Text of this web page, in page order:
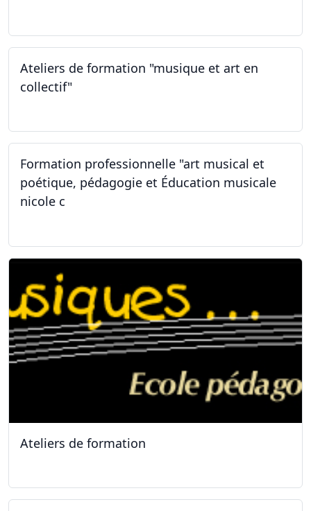
Ateliers de formation "musique et art en
collectif"
Formation professionnelle "art musical et
poétique, pédagogie et Éducation musicale
nicole c
Ateliers de formation